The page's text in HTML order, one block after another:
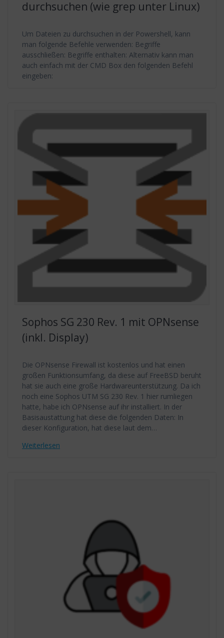
durchsuchen (wie grep unter Linux)
Um Dateien zu durchsuchen in der Powershell, kann
man folgende Befehle verwenden: Begriffe
ausschließen: Begriffe enthalten: Alternativ kann man
auch einfach mit der CMD Box den folgenden Befehl
eingeben:
Sophos SG 230 Rev. 1 mit OPNsense
(inkl. Display)
Die OPNsense Firewall ist kostenlos und hat einen
großen Funktionsumfang, da diese auf FreeBSD beruht
hat sie auch eine große Hardwareunterstützung. Da ich
noch eine Sophos UTM SG 230 Rev. 1 hier rumliegen
hatte, habe ich OPNsense auf ihr installiert. In der
Basisaustattung hat diese die folgenden Daten: In
dieser Konfiguration, hat diese laut dem…
Weiterlesen